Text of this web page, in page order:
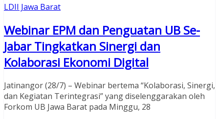
LDII Jawa Barat
Webinar EPM dan Penguatan UB Se-
Jabar Tingkatkan Sinergi dan
Kolaborasi Ekonomi Digital
Jatinangor (28/7) – Webinar bertema “Kolaborasi, Sinergi,
dan Kegiatan Terintegrasi” yang diselenggarakan oleh
Forkom UB Jawa Barat pada Minggu, 28